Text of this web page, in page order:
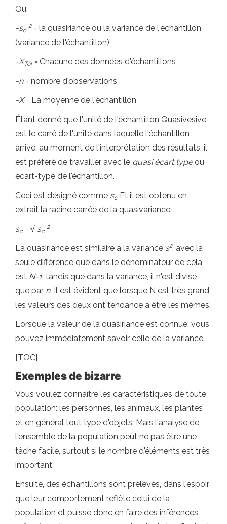
Où:
-sc
2= la quasiriance ou la variance de l'échantillon
(variance de l'échantillon)
-XToi= Chacune des données d'échantillons
-n = nombre d'observations
-X = La moyenne de l'échantillon
Étant donné que l'unité de l'échantillon Quasivesive
est le carré de l'unité dans laquelle l'échantillon
arrive, au moment de l'interprétation des résultats, il
est préféré de travailler avec le quasi écart typeou
écart-type de l'échantillon.
Ceci est désigné comme sc Et il est obtenu en
extrait la racine carrée de la quasivariance:
sc = √ sc
2
La quasiriance est similaire à la variance s2, avec la
seule différence que dans le dénominateur de cela
est N-1 , tandis que dans la variance, il n'est divisé
que par n. Il est évident que lorsque N est très grand,
les valeurs des deux ont tendance à être les mêmes.
Lorsque la valeur de la quasiriance est connue, vous
pouvez immédiatement savoir celle de la variance.
[TOC]
Exemples de bizarre
Vous voulez connaître les caractéristiques de toute
population: les personnes, les animaux, les plantes
et en général tout type d'objets. Mais l'analyse de
l'ensemble de la population peut ne pas être une
tâche facile, surtout si le nombre d'éléments est très
important.
Ensuite, des échantillons sont prélevés, dans l'espoir
que leur comportement reflète celui de la
population et puisse donc en faire des inférences,